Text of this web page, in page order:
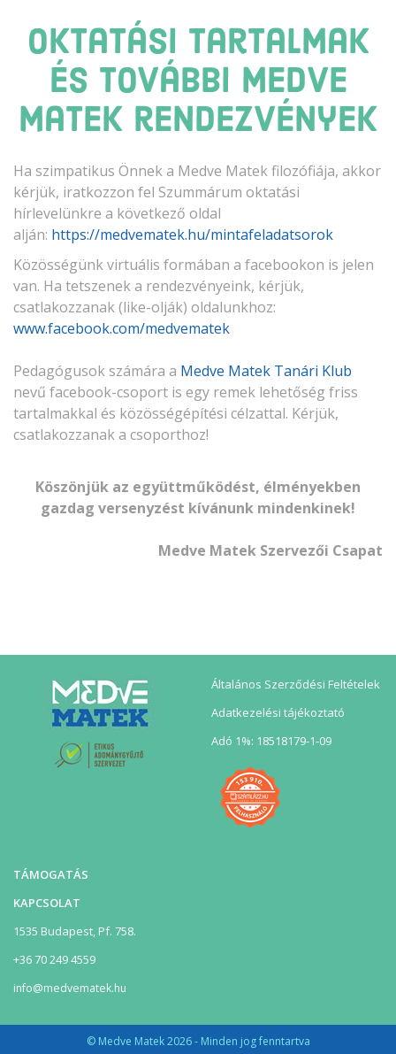
Oktatási tartalmak
és további Medve
Matek rendezvények
Ha szimpatikus Önnek a Medve Matek filozófiája, akkor
kérjük, iratkozzon fel Szummárum oktatási
hírlevelünkre a következő oldal
alján: https://medvematek.hu/mintafeladatsorok
Közösségünk virtuális formában a facebookon is jelen
van. Ha tetszenek a rendezvényeink, kérjük,
csatlakozzanak (like-olják) oldalunkhoz:
www.facebook.com/medvematek
Pedagógusok számára a Medve Matek Tanári Klub
nevű facebook-csoport is egy remek lehetőség friss
tartalmakkal és közösségépítési célzattal. Kérjük,
csatlakozzanak a csoporthoz!
Köszönjük az együttműködést, élményekben
gazdag versenyzést kívánunk mindenkinek!
Medve Matek Szervezői Csapat
Általános Szerződési Feltételek
Adatkezelési tájékoztató
Adó 1%: 18518179-1-09
TÁMOGATÁS
KAPCSOLAT
1535 Budapest, Pf. 758.
+36 70 249 4559
info@medvematek.hu
© Medve Matek 2026 - Minden jog fenntartva